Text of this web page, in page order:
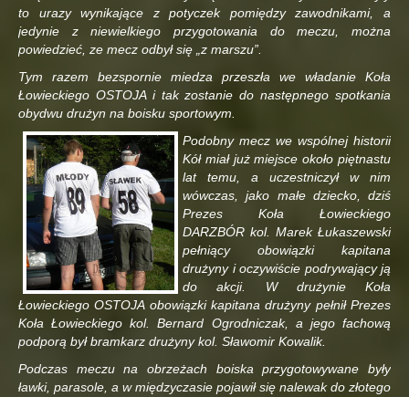
to urazy wynikające z potyczek pomiędzy zawodnikami, a
jedynie z niewielkiego przygotowania do meczu, można
powiedzieć, ze mecz odbył się „z marszu”.
Tym razem bezspornie miedza przeszła we władanie Koła
Łowieckiego OSTOJA i tak zostanie do następnego spotkania
obydwu drużyn na boisku sportowym.
Podobny mecz we wspólnej historii
Kół miał już miejsce około piętnastu
lat temu, a uczestniczył w nim
wówczas, jako małe dziecko, dziś
Prezes Koła Łowieckiego
DARZBÓR kol. Marek Łukaszewski
pełniący obowiązki kapitana
drużyny i oczywiście podrywający ją
do akcji. W drużynie Koła
Łowieckiego OSTOJA obowiązki kapitana drużyny pełnił Prezes
Koła Łowieckiego kol. Bernard Ogrodniczak, a jego fachową
podporą był bramkarz drużyny kol. Sławomir Kowalik.
Podczas meczu na obrzeżach boiska przygotowywane były
ławki, parasole, a w międzyczasie pojawił się nalewak do złotego